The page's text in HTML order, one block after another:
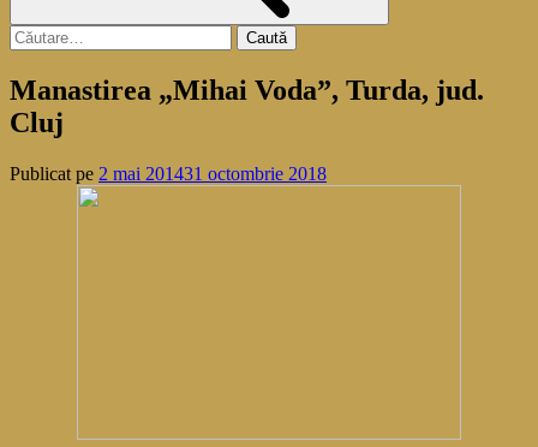
Caută
după:
Manastirea „Mihai Voda”, Turda, jud.
Cluj
Publicat pe 2 mai 201431 octombrie 2018